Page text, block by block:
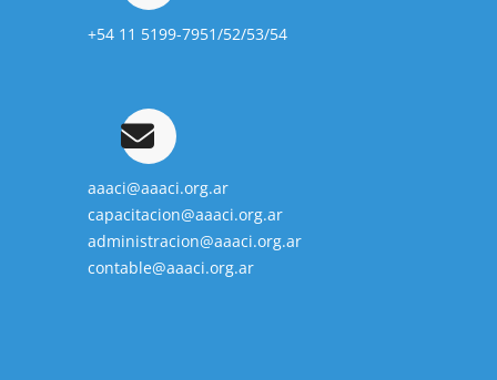
+54 11 5199-7951/52/53/54
aaaci@aaaci.org.ar
capacitacion@aaaci.org.ar
administracion@aaaci.org.ar
contable@aaaci.org.ar